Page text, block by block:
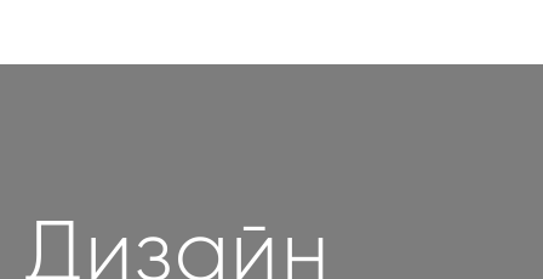
Дизайн